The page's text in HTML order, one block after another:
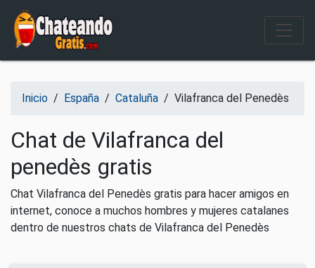
Salir del contenido
Inicio / España / Cataluña / Vilafranca del Penedès
Chat de Vilafranca del
penedès gratis
Chat Vilafranca del Penedès gratis para hacer amigos en
internet, conoce a muchos hombres y mujeres catalanes
dentro de nuestros chats de Vilafranca del Penedès